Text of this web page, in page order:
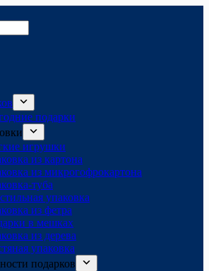
подарки
игрушки
из картона
из микрогофрокартона
туба
упаковка
из фетра
в мешках
из дерева
упаковка
подарков